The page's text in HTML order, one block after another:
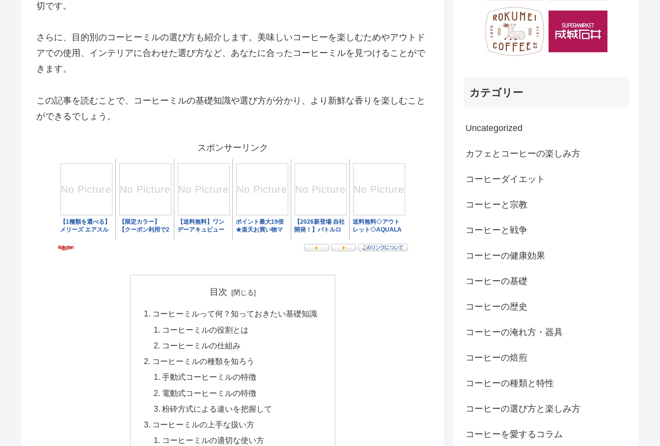
切です。
さらに、目的別のコーヒーミルの選び方も紹介します。美味しいコーヒーを楽しむためやアウトド
アでの使用、インテリアに合わせた選び方など、あなたに合ったコーヒーミルを見つけることがで
きます。
この記事を読むことで、コーヒーミルの基礎知識や選び方が分かり、より新鮮な香りを楽しむこと
ができるでしょう。
スポンサーリンク
目次
コーヒーミルって何？知っておきたい基礎知識
コーヒーミルの役割とは
コーヒーミルの仕組み
コーヒーミルの種類を知ろう
手動式コーヒーミルの特徴
電動式コーヒーミルの特徴
粉砕方式による違いを把握して
コーヒーミルの上手な扱い方
コーヒーミルの適切な使い方
カテゴリー
Uncategorized
カフェとコーヒーの楽しみ方
コーヒーダイエット
コーヒーと宗教
コーヒーと戦争
コーヒーの健康効果
コーヒーの基礎
コーヒーの歴史
コーヒーの淹れ方・器具
コーヒーの焙煎
コーヒーの種類と特性
コーヒーの選び方と楽しみ方
コーヒーを愛するコラム